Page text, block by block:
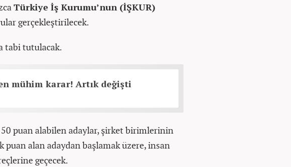
Türkiye İş Kurumu’nun (İŞKUR)
gerçekleştirilecek.
tabi tutulacak.
mühim karar! Artık değişti
50 puan alabilen adaylar, şirket birimlerinin
puan alan adaydan başlamak üzere, insan
geçecek.